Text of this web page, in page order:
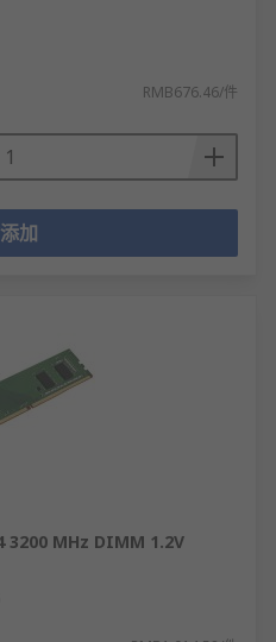
RMB676.46/件
添加
3200 MHz DIMM 1.2V